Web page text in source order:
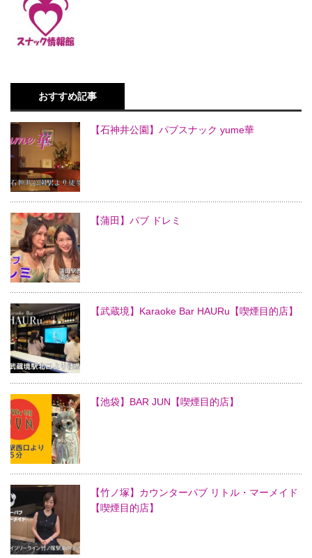
おすすめ記事
【石神井公園】パブスナック yume華
【蒲田】パブ ドレミ
【武蔵境】Karaoke Bar HAURu【喫煙目的店】
【池袋】BAR JUN【喫煙目的店】
【竹ノ塚】カウンターパブ リトル・マーメイド
【喫煙目的店】